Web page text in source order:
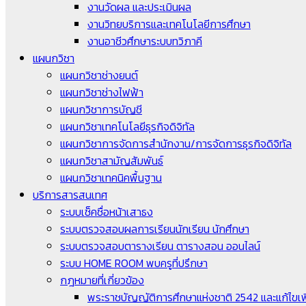
งานวัดผล และประเมินผล
งานวิทยบริการและเทคโนโลยีการศึกษา
งานอาชีวศึกษาระบบทวิภาคี
แผนกวิชา
แผนกวิชาช่างยนต์
แผนกวิชาช่างไฟฟ้า
แผนกวิชาการบัญชี
แผนกวิชาเทคโนโลยีธุรกิจดิจิทัล
แผนกวิชาการจัดการสำนักงาน/การจัดการธุรกิจดิจิทัล
แผนกวิชาสามัญสัมพันธ์
แผนกวิชาเทคนิคพื้นฐาน
บริการสารสนเทศ
ระบบเช็คชื่อหน้าเสาธง
ระบบตรวจสอบผลการเรียนนักเรียน นักศึกษา
ระบบตรวจสอบตารางเรียน ตารางสอน ออนไลน์
ระบบ HOME ROOM พบครูที่ปรึกษา
กฎหมายที่เกี่ยวข้อง
พระราชบัญญัติการศึกษาแห่งชาติ 2542 และแก้ไขเ